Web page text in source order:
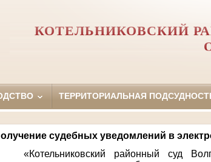
КОТЕЛЬНИКОВСКИЙ
ТЕРРИТОРИАЛЬНАЯ
судебных уведомлений в
«Котельниковский районный суд